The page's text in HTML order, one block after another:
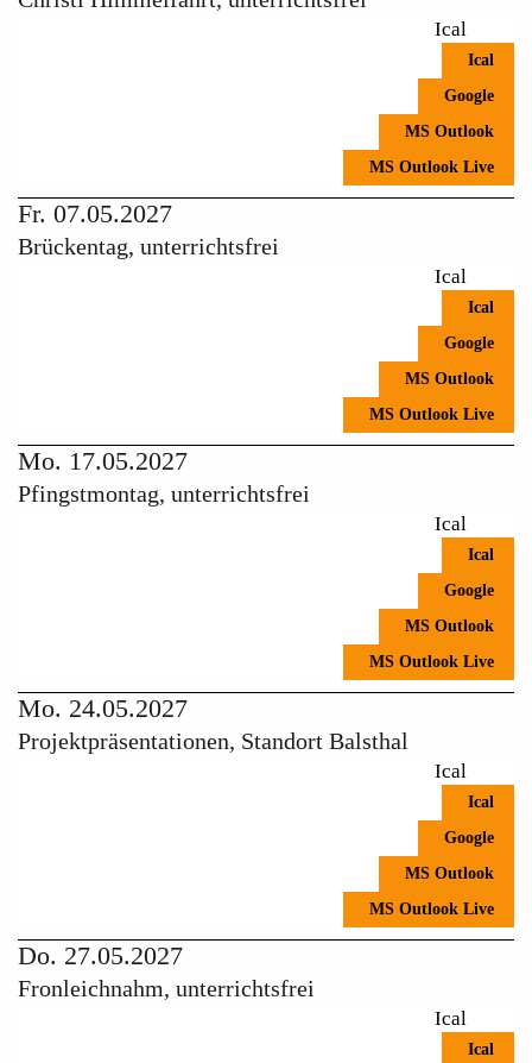
Ical
Ical
Google
MS Outlook
MS Outlook Live
Fr. 07.05.2027
Brückentag, unterrichtsfrei
Ical
Ical
Google
MS Outlook
MS Outlook Live
Mo. 17.05.2027
Pfingstmontag, unterrichtsfrei
Ical
Ical
Google
MS Outlook
MS Outlook Live
Mo. 24.05.2027
Projektpräsentationen, Standort Balsthal
Ical
Ical
Google
MS Outlook
MS Outlook Live
Do. 27.05.2027
Fronleichnahm, unterrichtsfrei
Ical
Ical